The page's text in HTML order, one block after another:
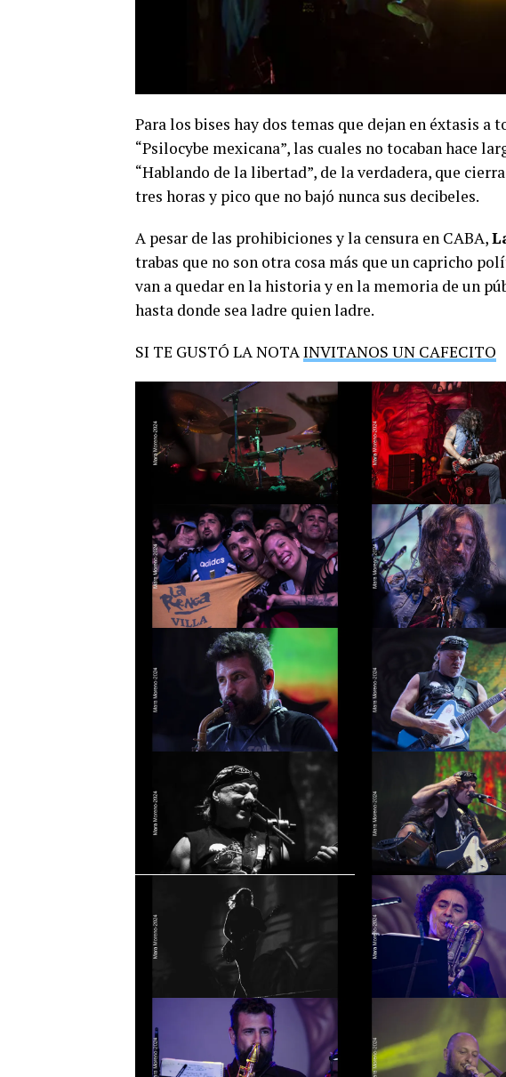
Para los bises hay dos temas que dejan en éxtasis a
“Psilocybe mexicana”, las cuales no tocaban hace
“Hablando de la libertad”, de la verdadera, que
tres horas y pico que no bajó nunca sus decibeles.
A pesar de las prohibiciones y la censura en CABA,
trabas que no son otra cosa más que un capricho
van a quedar en la historia y en la memoria de un
hasta donde sea ladre quien ladre.
SI TE GUSTÓ LA NOTAINVITANOS UN CAFECITO